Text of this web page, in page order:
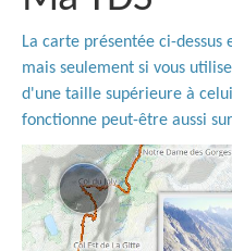
La carte présentée ci-
mais seulement si vous
d'une taille supérieure à
fonctionne peut-être aussi